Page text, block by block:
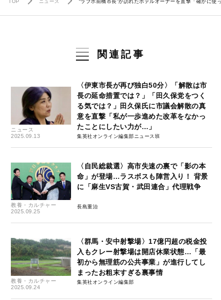
TOP ニュース “ラブホ前橋市長”が訪れたホテルオーナーを直撃「確かに
関連記事
ニュース
2025.09.13
〈伊東市長が再び独白50分〉「解散は市
長の延命措置では？」「田久保党をつく
る気では？」田久保氏に市議会解散の真
意を直撃「私が一歩進めた改革をなかっ
たことにしたい力が…」
集英社オンライン編集部ニュース班
教養・カルチャー
2025.09.25
〈自民総裁選〉高市失速の裏で「影の本
命」が登場…ラスボスも陣営入り！ 背景
に「麻生VS古賀・武田連合」代理戦争
長島重治
教養・カルチャー
2025.09.24
〈群馬・安中射撃場〉17億円超の税金投
入もクレー射撃場は開店休業状態…「最
初から無理筋の公共事業」が進行してし
まったお粗末すぎる裏事情
集英社オンライン編集部